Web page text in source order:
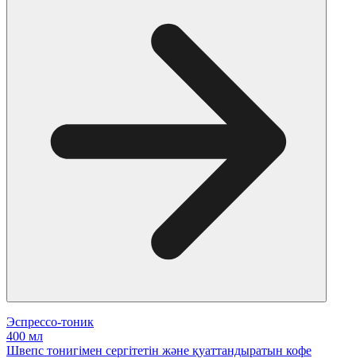
Эспрессо-тоник
400 мл
Швепс тонигімен сергітетін және қуаттандыратын кофе